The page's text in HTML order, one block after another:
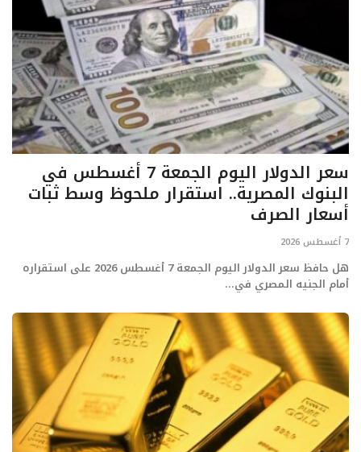
سعر الدولار اليوم الجمعة 7 أغسطس في
البنوك المصرية.. استقرار ملحوظ وسط ثبات
أسعار الصرف
7 أغسطس 2026
هل حافظ سعر الدولار اليوم الجمعة 7 أغسطس 2026 على استقراره
أمام الجنيه المصري في...